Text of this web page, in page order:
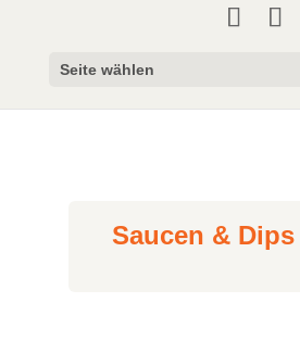
Seite wählen
Saucen & Dips